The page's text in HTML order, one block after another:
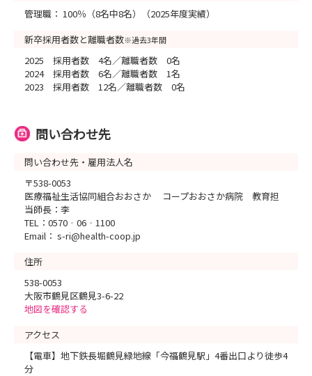
管理職： 100％（8名中8名）（2025年度実績）
新卒採用者数と離職者数※過去3年間
2025 採用者数 4名／離職者数 0名
2024 採用者数 6名／離職者数 1名
2023 採用者数 12名／離職者数 0名
問い合わせ先
問い合わせ先・雇用法人名
〒538-0053
医療福祉生活協同組合おおさか コープおおさか病院 教育担
当師長：李
TEL：0570‐06‐1100
Email： s-ri@health-coop.jp
住所
538-0053
大阪市鶴見区鶴見3-6-22
地図を確認する
アクセス
【電車】地下鉄長堀鶴見緑地線「今福鶴見駅」4番出口より徒歩4
分